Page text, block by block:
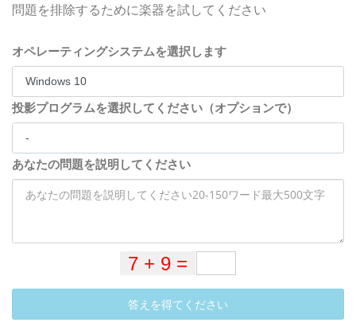
問題を排除するために楽器を試してください
オペレーティングシステムを選択します
投影プログラムを選択してください（オプションで）
あなたの問題を説明してください
答えを得てください